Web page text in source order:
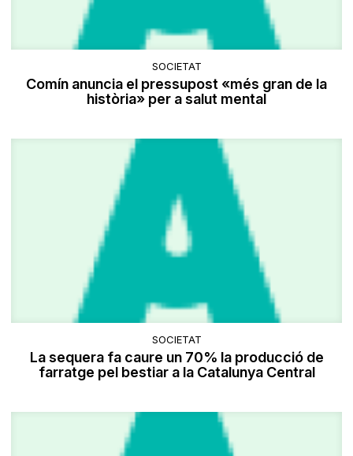
SOCIETAT
Comín anuncia el pressupost «més gran de la
història» per a salut mental
SOCIETAT
La sequera fa caure un 70% la producció de
farratge pel bestiar a la Catalunya Central